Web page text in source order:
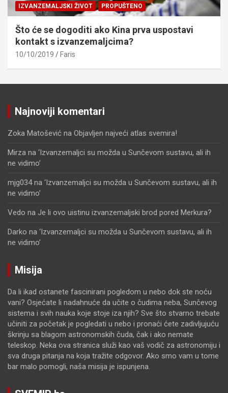
IZVANZEMALJSKI ŽIVOT PROPUŠTENO
Što će se dogoditi ako Kina prva uspostavi
kontakt s izvanzemaljcima?
10/10/2019 Faris
Najnoviji komentari
Zoka Matošević na Objavljen najveći atlas svemira!
Mirza na ‘Izvanzemaljci su možda u Sunčevom sustavu, ali ih
ne vidimo’
mjg034na ‘Izvanzemaljci su možda u Sunčevom sustavu, ali ih
ne vidimo’
Vedo na Je li ovo uistinu izvanzemaljski brod pored Merkura?
Darko na ‘Izvanzemaljci su možda u Sunčevom sustavu, ali ih
ne vidimo’
Misija
Da li ikad ostanete fascinirani pogledom u nebo dok ste noću
vani? Osjećate li nadahnuće da učite o čudima neba, Sunčevog
sistema i svih nauka koje stoje iza njih? Sve što stvarno trebate
učiniti za početak je pogledati u nebo i pronaći ćete zadivljujuću
škrinju sa blagom astronomskih čuda, čak i ako nemate
teleskop. Neka ova stranica služi kao vaš vodič za astronomiju i
sva druga pitanja na koja tražite odgovor. Ako smo vam u tome
bar malo pomogli, naša misija je ispunjena.